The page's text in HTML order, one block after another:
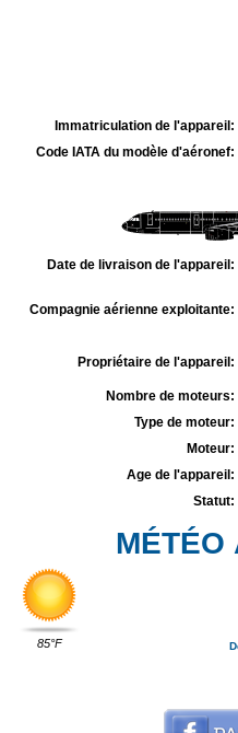
Immatriculation de l'appareil:
Code IATA du modèle d'aéronef:
Date de livraison de l'appareil:
Compagnie aérienne exploitante:
Propriétaire de l'appareil:
Nombre de moteurs:
Type de moteur:
Moteur:
Age de l'appareil:
Statut:
MÉTÉO
85°F